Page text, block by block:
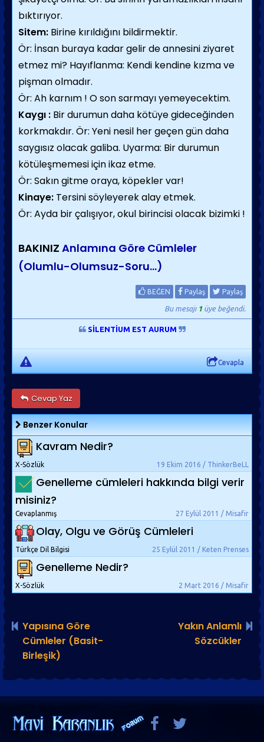
bıktırıyor.
Sitem: Birine kırıldığını bildirmektir.
Ör: İnsan buraya kadar gelir de annesini ziyaret
etmez mi? Hayıflanma: Kendi kendine kızma ve
pişman olmadır.
Ör: Ah karnım ! O son sarmayı yemeyecektim.
Kaygı : Bir durumun daha kötüye gideceğinden
korkmakdır. Ör: Yeni nesil her geçen gün daha
saygısız olacak galiba. Uyarma: Bir durumun
kötüleşmemesi için ikaz etme.
Ör: Sakın gitme oraya, köpekler var!
Kinaye: Tersini söyleyerek alay etmek.
Ör: Ayda bir çalışıyor, okul birincisi olacak bizimki !
BAKINIZ Anlamına Göre Cümleler
(Olumlu-Olumsuz-Soru...)
BEĞEN Paylaş Paylaş
Bu mesajı 1üye beğendi.
SİLENTİUM EST AURUM
Cevapla
Cevap Yaz
Benzer Konular
Kavram Nedir?
19 Ekim 2016 / ThinkerBeLL
X-Sözlük
Genelleme cümleleri hakkında bilgi verir
misiniz?
27 Eylül 2011 / Misafir
Cevaplanmış
Olay, Olgu ve Görüş Cümleleri
25 Eylül 2011 / Keten Prenses
Türkçe Dil Bilgisi
Genelleme Nedir?
2 Mart 2016 / Misafir
X-Sözlük
Yapısına Göre
Cümleler (Basit-
Birleşik)
Yakın Anlamlı
Sözcükler